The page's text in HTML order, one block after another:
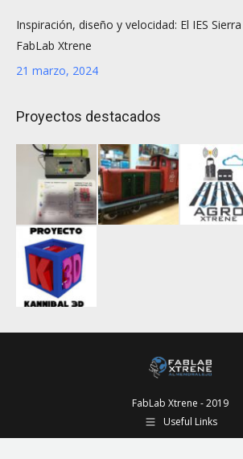
Inspiración, diseño y velocidad: El IES
FabLab Xtrene
21 marzo, 2024
Proyectos destacados
FabLab Xtrene - 2019
Useful Links